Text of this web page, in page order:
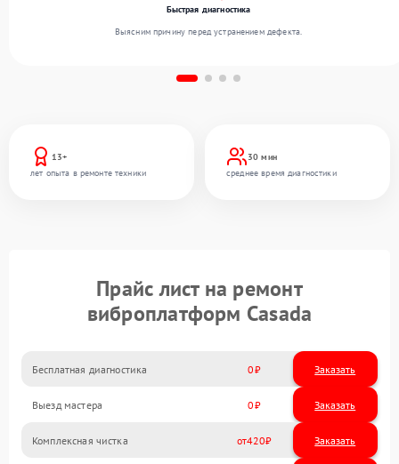
13+
лет опыта в ремонте техники
30 мин
среднее время диагностики
Быстрая диагностика
Выясним причину перед устранением дефекта.
Прайс лист на ремонт
виброплатформ Casada
Бесплатная диагностика 0 Заказать
Выезд мастера 0 Заказать
Комплексная чистка 420